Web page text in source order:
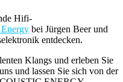
Hifi-
bei Jürgen Beer und
entdecken.
Klangs und erleben Sie
und lassen Sie sich von der